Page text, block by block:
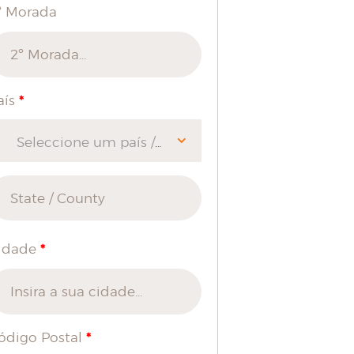
Morada
*
Seleccione um país / região…
*
Postal *